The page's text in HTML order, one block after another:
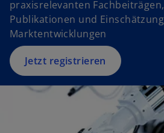
praxisrelevanten
Publikationen und
Marktentwicklungen
Jetzt registrieren